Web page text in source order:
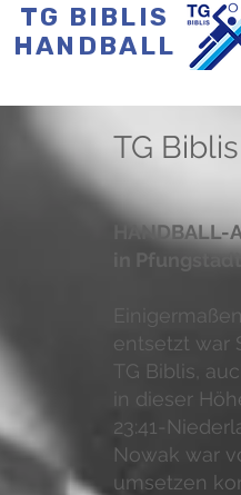
TG BIBLIS
HANDBALL
TG
in
entsetzt war
TG Biblis,
in dieser
23:41-
Nowak war
umsetzen